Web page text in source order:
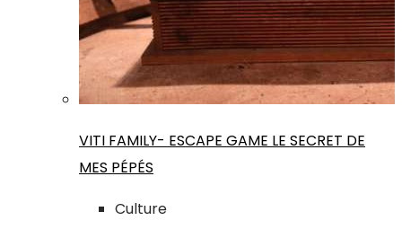
VITI FAMILY- ESCAPE GAME LE SECRET DE
MES PÉPÉS
Culture